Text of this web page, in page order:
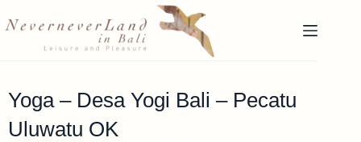
Yoga – Desa Yogi Bali – Pecatu
Uluwatu OK